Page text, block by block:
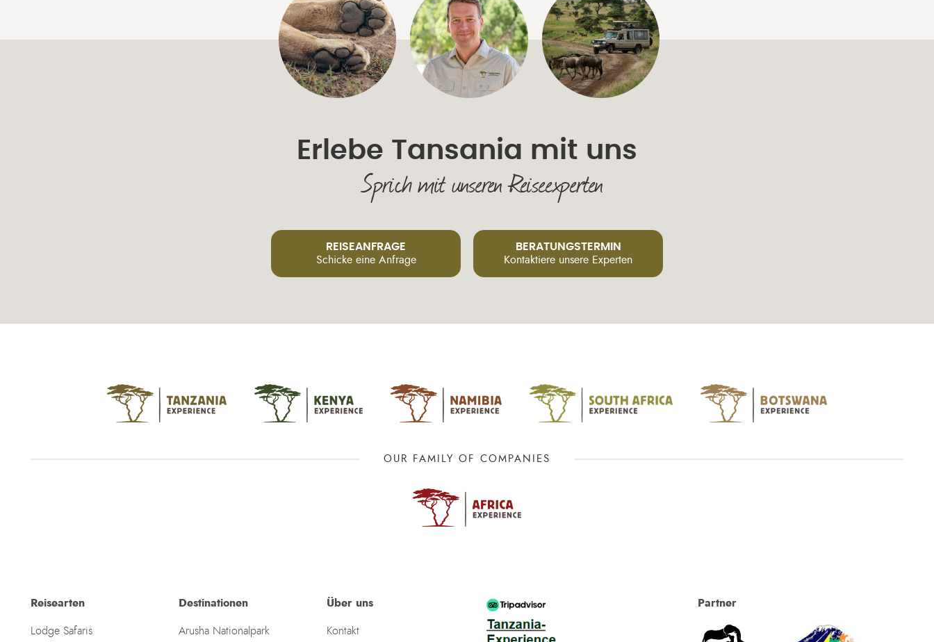
Erlebe Tansania mit uns
Sprich mit unseren Reiseexperten
REISEANFRAGE
Schicke eine Anfrage
BERATUNGSTERMIN
Kontaktiere unsere Experten
OUR FAMILY OF COMPANIES
Reisearten
Lodge Safaris
Destinationen
Arusha Nationalpark
Über uns
Kontakt
Partner